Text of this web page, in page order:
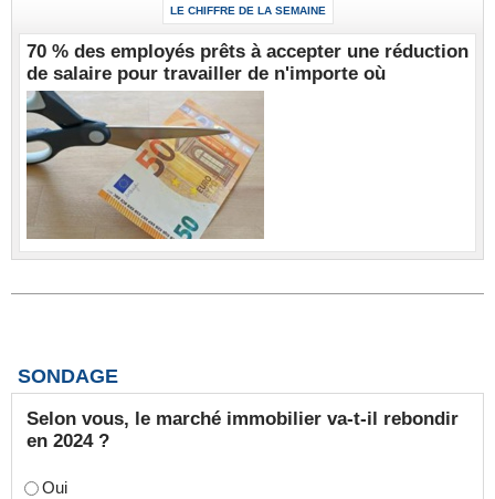
LE CHIFFRE DE LA SEMAINE
70 % des employés prêts à accepter une réduction
de salaire pour travailler de n'importe où
SONDAGE
Selon vous, le marché immobilier va-t-il rebondir
en 2024 ?
Oui